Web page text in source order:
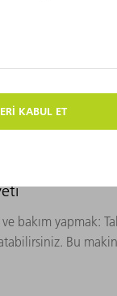
bakım yapmak:
Bu